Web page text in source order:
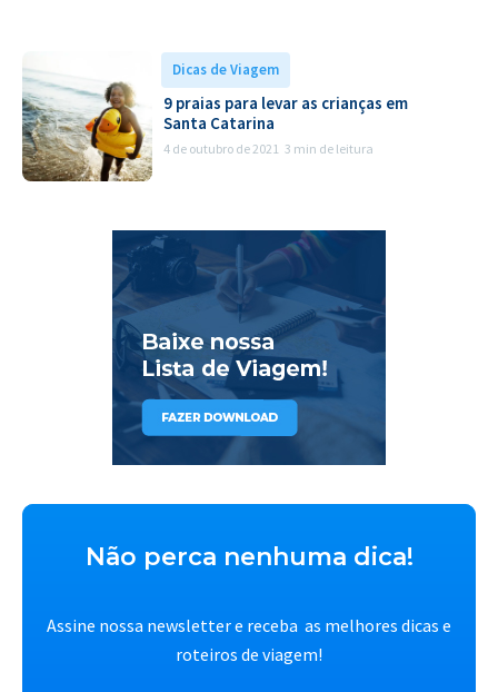
Dicas de Viagem
9 praias para levar as crianças em
Santa Catarina
4 de outubro de 2021 3 min de leitura
Não perca nenhuma dica!
Assine nossa newsletter e receba as melhores dicas e
roteiros de viagem!